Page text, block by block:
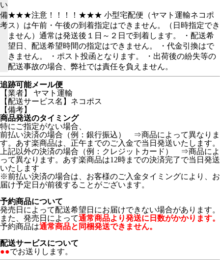
い
備
考
★★★注意！！！！★★★ 小型宅配便（ヤマト運輸ネコポ
ス）は午前・午後の到着指定はできません。（日時指定でき
ません）通常は発送後１日～２日で到着します。 ・配送希
望日、配送希望時間の指定はできません。 ・代金引換はで
きません。 ・ポスト投函となります。 ・出荷後の紛失等の
配送事故の場合、弊社では責任を負えません。
追跡可能メール便
【業者】 ヤマト運輸
【配送サービス名】ネコポス
【備考】
商品発送のタイミング
特にご指定がない場合、
前払い決済の場合（例：銀行振込） ⇒商品によって異なりま
す。あす楽商品は、正午までのご入金で当日発送いたします。
上記以外の決済の場合（例：クレジットカード） ⇒商品によ
って異なります。あす楽商品は12時までの決済完了で当日発送
いたします
※前払い決済の場合は、お客様のご入金タイミングにより、お
届け予定日が前後することがございます。
予約商品について
発売日によって配送希望日にお届けできない場合があります。
また、発売日によって通常商品より発送に日数がかかります。
予約商品は通常商品と同梱発送できません。
配送サービスについて
●●でお送りします。